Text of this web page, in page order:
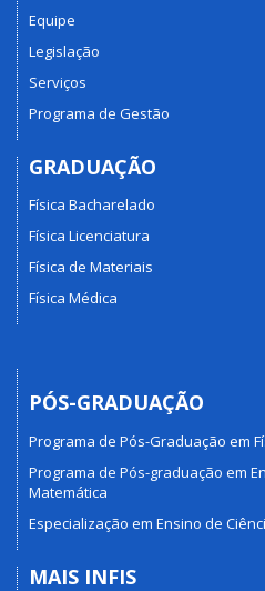
Equipe
Legislação
Serviços
Programa de Gestão
GRADUAÇÃO
Física Bacharelado
Física Licenciatura
Física de Materiais
Física Médica
PÓS-GRADUAÇÃO
Programa de Pós-Graduação em
Programa de Pós-graduação em
Matemática
Especialização em Ensino de
MAIS INFIS